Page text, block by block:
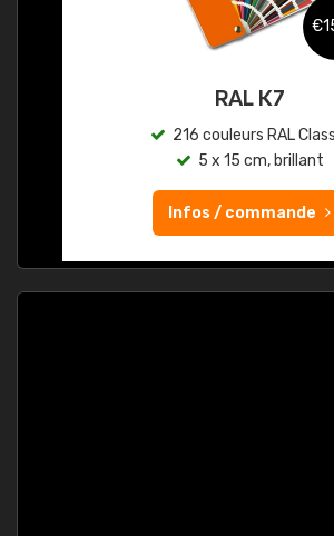
RAL K7
216 couleurs RAL
5 x 15 cm, brillant
Infos / commande